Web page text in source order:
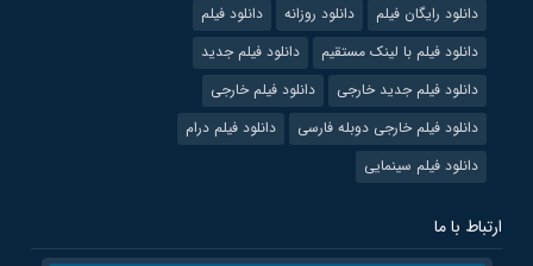
دانلود رایگان فیلم دانلود روزانه
دانلود فیلم
دانلود فیلم با لینک مستقیم
دانلود فیلم جدید
دانلود فیلم جدید خارجی
دانلود فیلم خارجی
دانلود فیلم خارجی دوبله فارسی
دانلود فیلم درام
دانلود فیلم سینمایی
ارتباط با ما